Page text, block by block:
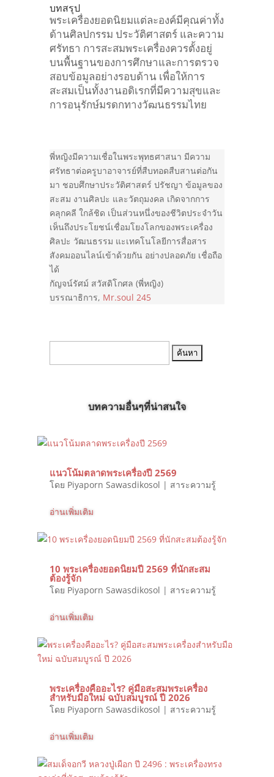
บทสรุป
พระเครื่องยอดนิยมแต่ละองค์มีคุณค่าทั้ง
ด้านศิลปกรรม ประวัติศาสตร์ และความ
ศรัทธา การสะสมพระเครื่องควรตั้งอยู่
บนพื้นฐานของการศึกษาและการตรวจ
สอบข้อมูลอย่างรอบด้าน เพื่อให้การ
สะสมเป็นทั้งงานอดิเรกที่มีความสุขและ
การอนุรักษ์มรดกทางวัฒนธรรมไทย
พี่หญิงมีความเชื่อในพระพุทธศาสนา มีความ
ศรัทธาต่อครูบาอาจารย์ที่สืบทอดสืบสานต่อกัน
มา ชอบศึกษาประวัติศาสตร์ ปรัชญา ข้อมูลของ
สะสม งานศิลปะ และวัตถุมงคล เกิดจากการ
คลุกคลี ใกล้ชิด เป็นส่วนหนึ่งของชีวิตประจำวัน
เห็นถึงประโยชน์เชื่อมโยงโลกของพระเครื่อง
ศิลปะ วัฒนธรรม แะเทคโนโลยีการสื่อสาร
สังคมออนไลน์เข้าด้วยกัน อย่างปลอดภัย เชื่อถือ
ได้
กัญจน์รัศม์ สวัสดิโกศล (พี่หญิง)
บรรณาธิการ, Mr.soul 245
บทความอื่นๆที่น่าสนใจ
แนวโน้มตลาดพระเครื่องปี 2569
โดย Piyaporn Sawasdikosol | สาระความรู้
อ่านเพิ่มเติม
10 พระเครื่องยอดนิยมปี 2569 ที่นักสะสม
ต้องรู้จัก
โดย Piyaporn Sawasdikosol | สาระความรู้
อ่านเพิ่มเติม
พระเครื่องคืออะไร? คู่มือสะสมพระเครื่อง
สำหรับมือใหม่ ฉบับสมบูรณ์ ปี 2026
โดย Piyaporn Sawasdikosol | สาระความรู้
อ่านเพิ่มเติม